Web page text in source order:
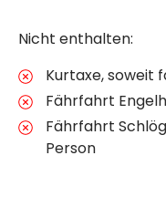
Nicht enthalten:
Kurtaxe, soweit
Fährfahrt
Fährfahrt
Person